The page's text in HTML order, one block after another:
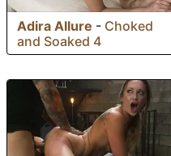
Adira Allure - Choked
and Soaked 4